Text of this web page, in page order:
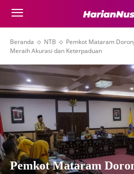
Beranda NTB
Pemkot Mataram
Meraih Akurasi dan Keterpaduan
Pemkot Mataram